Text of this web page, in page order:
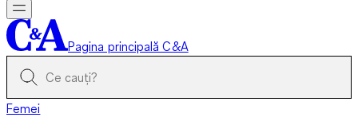
Pagina principală C&A
Femei